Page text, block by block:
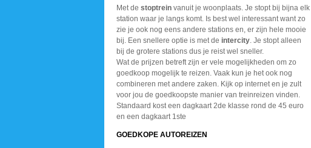
Met de stoptrein vanuit je woonplaats. Je stopt bij bijna elk
station waar je langs komt. Is best wel interessant want zo
zie je ook nog eens andere stations en, er zijn hele mooie
bij. Een snellere optie is met de intercity. Je stopt alleen
bij de grotere stations dus je reist wel sneller.
Wat de prijzen betreft zijn er vele mogelijkheden om zo
goedkoop mogelijk te reizen. Vaak kun je het ook nog
combineren met andere zaken. Kijk op internet en je zult
voor jou de goedkoopste manier van treinreizen vinden.
Standaard kost een dagkaart 2de klasse rond de 45 euro
en een dagkaart 1ste
GOEDKOPE AUTOREIZEN